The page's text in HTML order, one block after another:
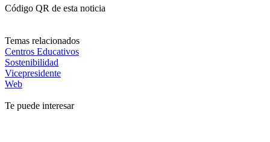
Código QR de esta noticia
Temas relacionados
Centros Educativos
Sostenibilidad
Vicepresidente
Web
Te puede interesar